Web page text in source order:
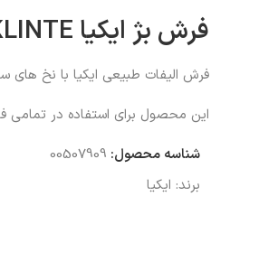
فرش بژ ایکیا STARREKLINTE ابعاد 155×220 سانتی متر
فرش الیفات طبیعی ایکیا با نخ
این محصول برای استفاده در
شناسه محصول: 00507909
برند: ایکیا